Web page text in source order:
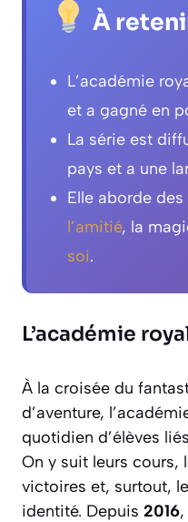
À
L’académie
et a gagné en
La série est
pays et a une
Elle aborde des
l’amitié, la
soi.
L’académie
À la croisée du
d’aventure,
quotidien d’élèves
On y suit leurs cours,
victoires et, surtout,
identité. Depuis 2016